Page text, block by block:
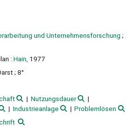
und Unternehmensforschung ;
: Hain, 1977
; 8°
Nutzungsdauer
Industrieanlage
Problemlösen